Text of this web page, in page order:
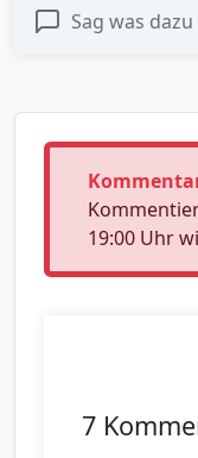
Sag was dazu
19:00 Uhr
7